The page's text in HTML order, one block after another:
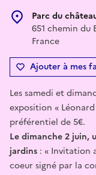
Parc du
651 chemin du
France
Ajouter à mes
Les samedi et
exposition «
préférentiel de 5€.
Le dimanche 2 juin,
jardins : « Invitation
coeur signé par la